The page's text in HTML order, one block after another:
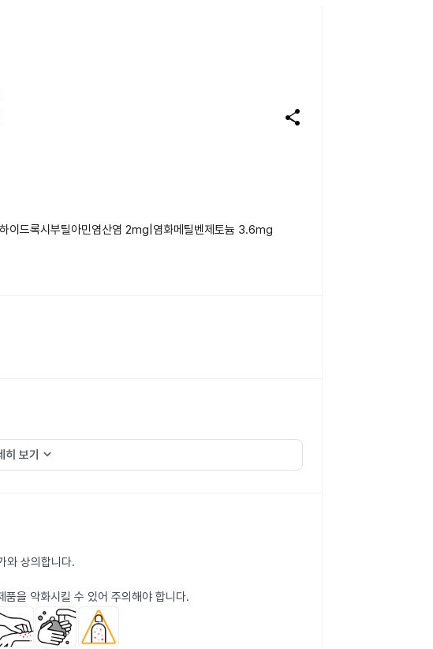
share
드록시부틸아민염산염 2mg|염화메틸벤제토늄 3.6mg
히 보기 keyboard_arrow_down
와 상의합니다.
을 악화시킬 수 있어 주의해야 합니다.